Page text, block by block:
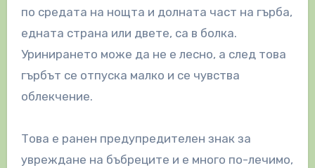
по средата на нощта и долната част на гърба,
едната страна или двете, са в болка.
Уринирането може да не е лесно, а след това
гърбът се отпуска малко и се чувства
облекчение.
Това е ранен предупредителен знак за
увреждане на бъбреците и е много по-лечимо,